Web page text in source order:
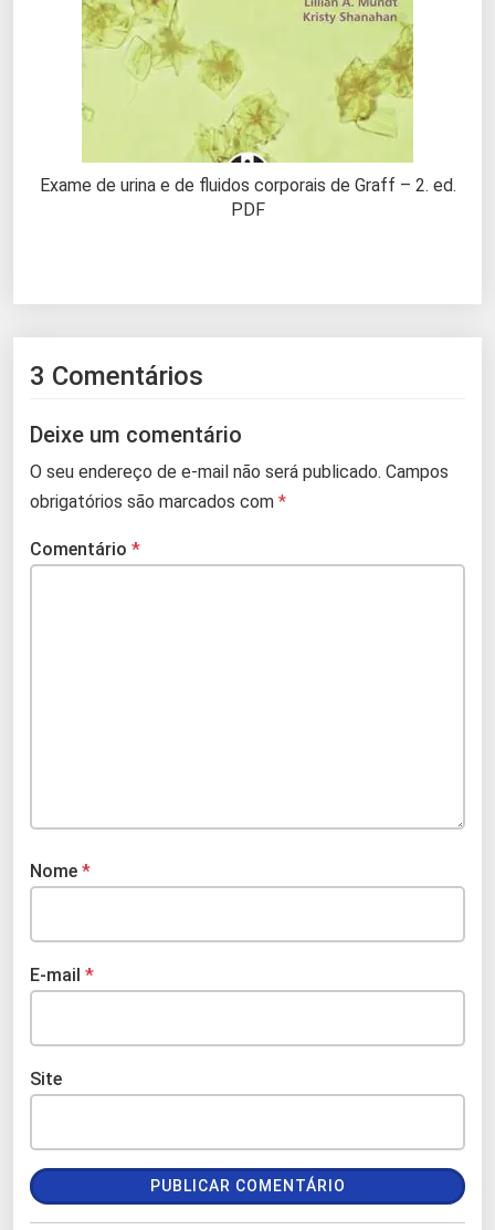
Exame de urina e de fluidos corporais de Graff – 2. ed.
PDF
3 Comentários
Deixe um comentário
O seu endereço de e-mail não será publicado. Campos
obrigatórios são marcados com *
Comentário *
Nome *
E-mail *
Site